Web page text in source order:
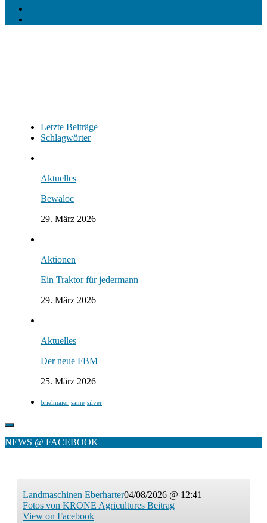
Letzte Beiträge
Schlagwörter
Aktuelles
Bewaloc
29. März 2026
Aktionen
Ein Traktor für jedermann
29. März 2026
Aktuelles
Der neue FBM
25. März 2026
brielmaier same silver
NEWS @ FACEBOOK
Landmaschinen Eberharter04/08/2026 @ 12:41
Fotos von KRONE Agricultures Beitrag
View on Facebook